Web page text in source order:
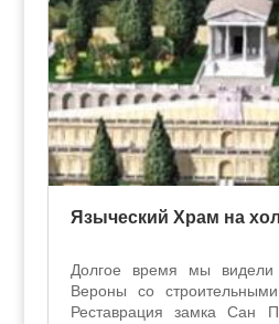
Верона
Римская Верона
Языческий Храм на
Долгое время мы
Вероны со
Реставрация замка Сан